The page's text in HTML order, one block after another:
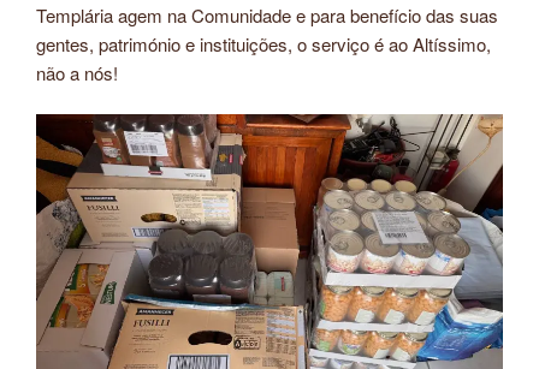
Templária agem na Comunidade e para benefício das suas
gentes, património e instituições, o serviço é ao Altíssimo,
não a nós!